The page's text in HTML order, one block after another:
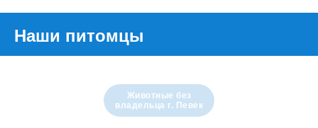
Наши питомцы
Животные без
владельца г. Певек